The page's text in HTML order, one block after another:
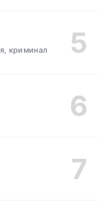
криминал